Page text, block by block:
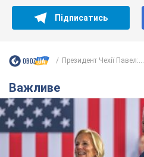
Підписатись
Президент Чехії Павел:...
Важливе